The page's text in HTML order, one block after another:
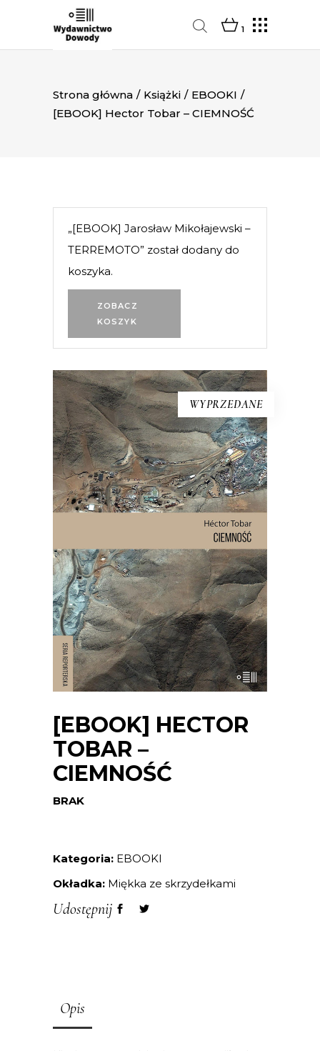
1
Strona główna / Książki / EBOOKI /
[EBOOK] Hector Tobar – CIEMNOŚĆ
ZOBACZ
KOSZYK
„[EBOOK] Jarosław Mikołajewski –
TERREMOTO” został dodany do
koszyka.
WYPRZEDANE
[EBOOK] HECTOR
TOBAR –
CIEMNOŚĆ
BRAK
Kategoria: EBOOKI
Okładka: Miękka ze skrzydełkami
Udostępnij
Opis